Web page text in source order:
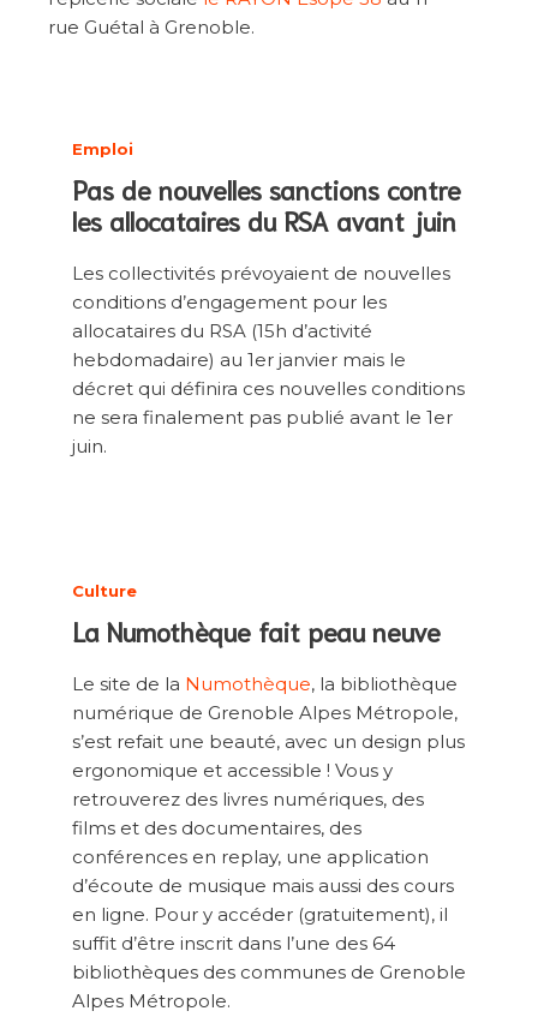
rue Guétal à Grenoble.
Emploi
Pas de nouvelles sanctions contre
les allocataires du RSA avant juin
Les collectivités prévoyaient de nouvelles
conditions d’engagement pour les
allocataires du RSA (15h d’activité
hebdomadaire) au 1er janvier mais le
décret qui définira ces nouvelles conditions
ne sera finalement pas publié avant le 1er
juin.
Culture
La Numothèque fait peau neuve
Le site de la Numothèque, la bibliothèque
numérique de Grenoble Alpes Métropole,
s’est refait une beauté, avec un design plus
ergonomique et accessible ! Vous y
retrouverez des livres numériques, des
films et des documentaires, des
conférences en replay, une application
d’écoute de musique mais aussi des cours
en ligne. Pour y accéder (gratuitement), il
suffit d’être inscrit dans l’une des 64
bibliothèques des communes de Grenoble
Alpes Métropole.